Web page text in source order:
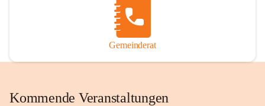
Gemeinderat
Kommende Veranstaltungen